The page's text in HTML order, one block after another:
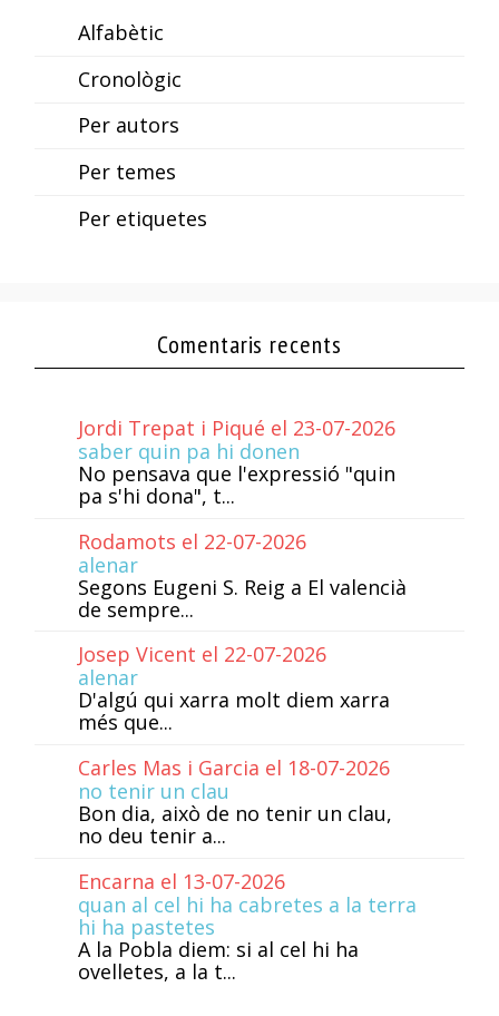
Alfabètic
Cronològic
Per autors
Per temes
Per etiquetes
Comentaris recents
Jordi Trepat i Piqué el 23-07-2026
saber quin pa hi donen
No pensava que l'expressió "quin
pa s'hi dona", t...
Rodamots el 22-07-2026
alenar
Segons Eugeni S. Reig a El valencià
de sempre...
Josep Vicent el 22-07-2026
alenar
D'algú qui xarra molt diem xarra
més que...
Carles Mas i Garcia el 18-07-2026
no tenir un clau
Bon dia, això de no tenir un clau,
no deu tenir a...
Encarna el 13-07-2026
quan al cel hi ha cabretes a la terra
hi ha pastetes
A la Pobla diem: si al cel hi ha
ovelletes, a la t...